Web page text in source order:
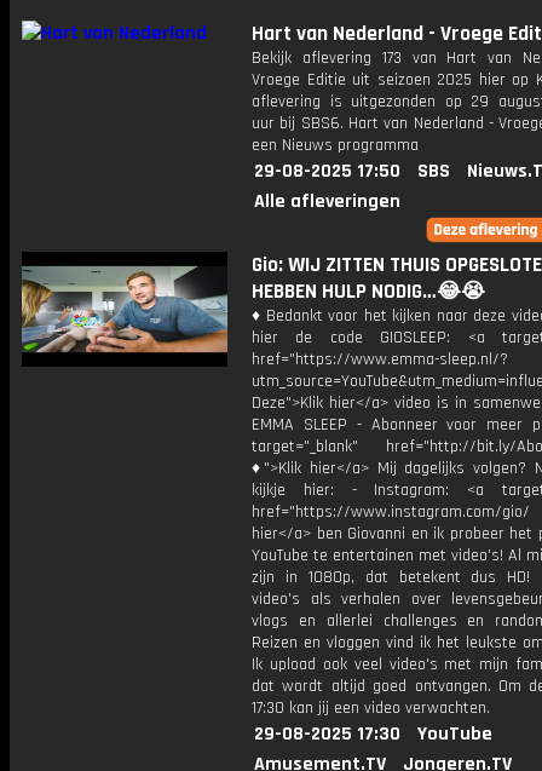
Hart van Nederland - Vroege
Bekijk aflevering 173 van Hart van
Vroege Editie uit seizoen 2025 hier op
aflevering is uitgezonden op 29
uur bij SBS6. Hart van Nederland -
een Nieuws programma
29-08-2025 17:50 SBS
Alle afleveringen
Gio: WIJ ZITTEN THUIS
HEBBEN HULP NODIG…😂😭
♦ Bedankt voor het kijken naar deze
hier de code GIOSLEEP: <a
href="https://www.emma-sleep.nl/?
Deze">Klik hier</a> video is in
EMMA SLEEP - Abonneer voor meer
target="_blank" href="http://bit.ly/
♦">Klik hier</a> Mij dagelijks volgen?
kijkje hier: - Instagram: <a
href="https://www.instagram.com/
hier</a> ben Giovanni en ik probeer het
YouTube te entertainen met video's! Al
zijn in 1080p, dat betekent dus HD!
video's als verhalen over
vlogs en allerlei challenges en
Reizen en vloggen vind ik het leukste
Ik upload ook veel video's met mijn
dat wordt altijd goed ontvangen. Om
17:30 kan jij een video verwachten.
29-08-2025 17:30
YouTube
Amusement.TV
Jongeren.TV